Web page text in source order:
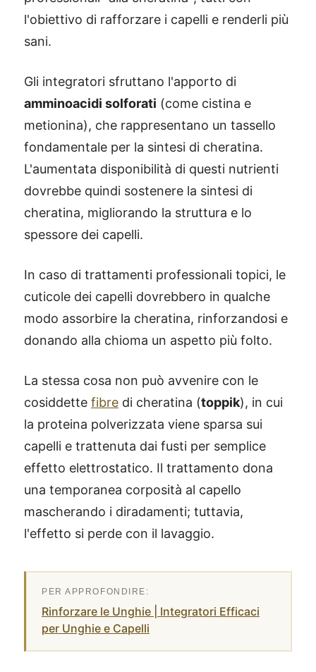
l'obiettivo di rafforzare i capelli e renderli più
sani.
Gli integratori sfruttano l'apporto di
amminoacidi solforati (come cistina e
metionina), che rappresentano un tassello
fondamentale per la sintesi di cheratina.
L'aumentata disponibilità di questi nutrienti
dovrebbe quindi sostenere la sintesi di
cheratina, migliorando la struttura e lo
spessore dei capelli.
In caso di trattamenti professionali topici, le
cuticole dei capelli dovrebbero in qualche
modo assorbire la cheratina, rinforzandosi e
donando alla chioma un aspetto più folto.
La stessa cosa non può avvenire con le
cosiddette fibre di cheratina (toppik), in cui
la proteina polverizzata viene sparsa sui
capelli e trattenuta dai fusti per semplice
effetto elettrostatico. Il trattamento dona
una temporanea corposità al capello
mascherando i diradamenti; tuttavia,
l'effetto si perde con il lavaggio.
Rinforzare le Unghie | Integratori Efficaci
per Unghie e Capelli